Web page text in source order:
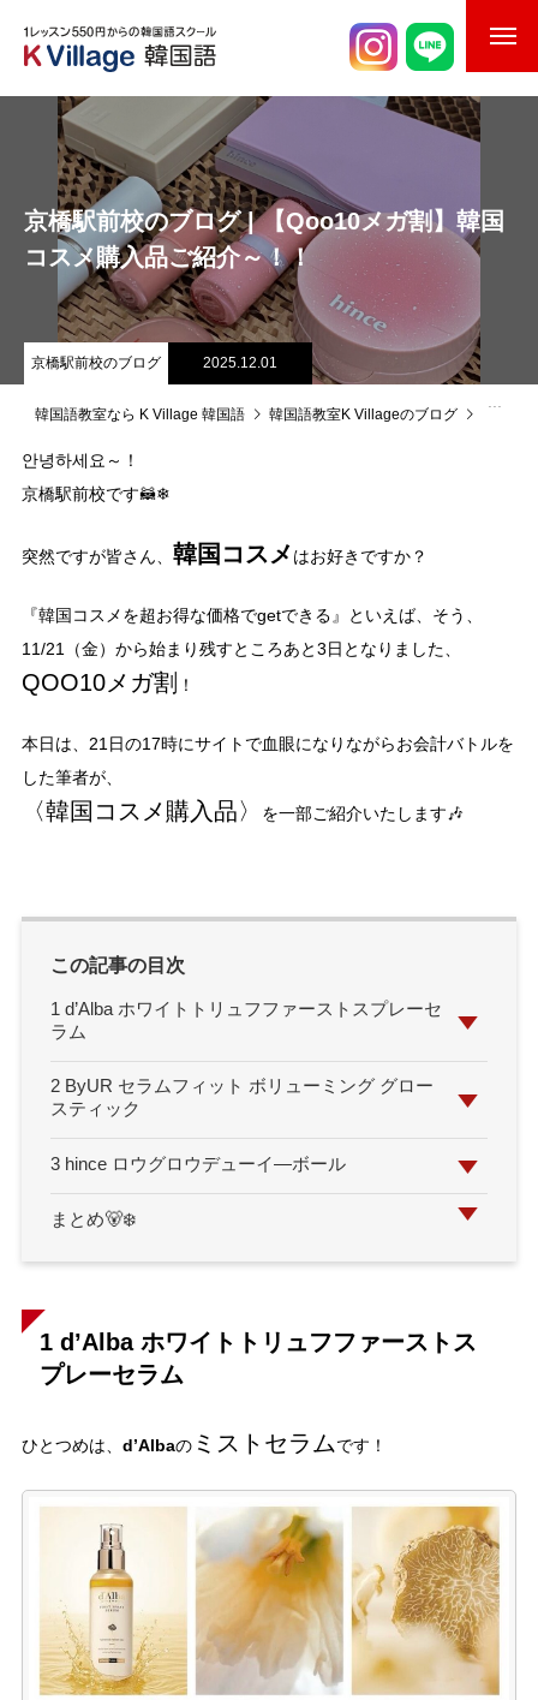
校舎案内
ご入校までの流れ
韓国語講師紹介
スケジュール
K Village韓国留学
京橋駅前校のブログ | 【Qoo10メガ割】韓国
コスメ購入品ご紹介～！！
京橋駅前校のブログ 2025.12.01
韓国語教室なら K Village 韓国語 韓国語教室K Villageのブログ
안녕하세요～！
京橋駅前校です🦝❄
突然ですが皆さん、 韓国コスメ はお好きですか？
『韓国コスメを超お得な価格でgetできる』といえば、そう、
11/21（金）から始まり残すところあと3日となりました、
QOO10メガ割 ！
本日は、21日の17時にサイトで血眼になりながらお会計バトルを
した筆者が、
〈韓国コスメ購入品〉 を一部ご紹介いたします🎶
この記事の目次
1 d’Alba ホワイトトリュフファーストスプレーセ
ラム
2 ByUR セラムフィット ボリューミング グロー
スティック
3 hince ロウグロウデューイ―ボール
まとめ🐻‍❄️
1 d’Alba ホワイトトリュフファーストス
プレーセラム
ひとつめは、 d’Albaのミストセラムです！